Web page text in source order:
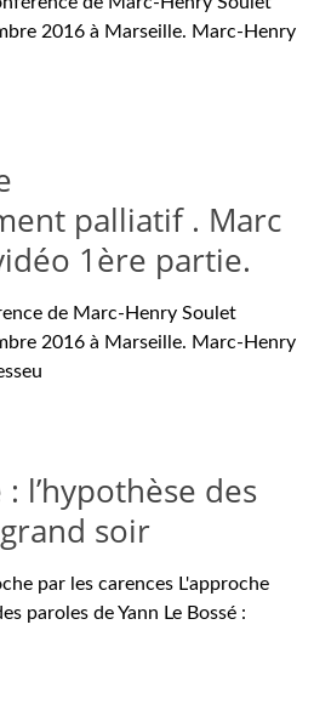
2016 à Marseille. Marc-Henry
palliatif . Marc
1ère partie.
de Marc-Henry Soulet
2016 à Marseille. Marc-Henry
l’hypothèse des
soir
par les carences L'approche
paroles de Yann Le Bossé :